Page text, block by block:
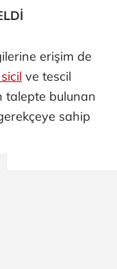
erişim de
ve tescil
talepte bulunan
sahip